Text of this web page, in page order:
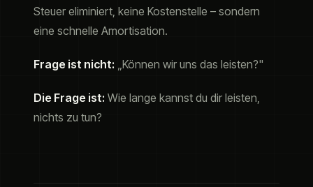
Steuer eliminiert, keine Kostenstelle – sondern
eine schnelle Amortisation.
Frage ist nicht: „Können wir uns das leisten?"
Die Frage ist: Wie lange kannst du dir leisten,
nichts zu tun?